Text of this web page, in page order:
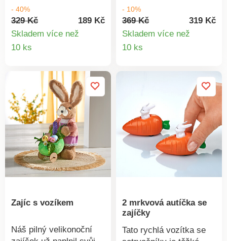
společně. Jednotný
text:Tento roztomilý
zajíček by s Vámi rád
vyparáděný a dokonce
Pečlivé zpracování.
Nápad na dárek. Eldo.
- 40%
329 Kč
189 Kč
Skladem více než
10 ks
dekorace a nápad na
dárek!Originální
dekorace. Nápad na
- 10%
369 Kč
319 Kč
Skladem více než
10 ks
Zajíc s vozíkem
Náš pilný velikonoční
2 mrkvová autíčka se
zajíčky
Tato rychlá vozítka se